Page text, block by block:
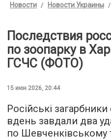
Новости Новости Украины
Последствия
по зоопарку в
ГСЧС (ФОТО)
15 июн 2026, 20:44
Російські
вдень завдали два
по Шевченківському